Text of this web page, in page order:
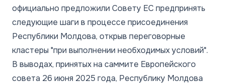
официально предложили Совету ЕС предпринять
следующие шаги в процессе присоединения
Республики Молдова, открыв переговорные
кластеры "при выполнении необходимых условий".
В выводах, принятых на саммите Европейского
совета 26 июня 2025 года, Республику Молдова